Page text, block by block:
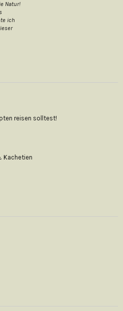
Natur!
ich
reisen solltest!
Kachetien